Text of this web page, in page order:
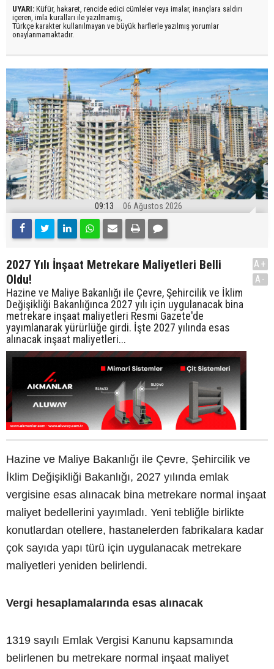
UYARI: Küfür, hakaret, rencide edici cümleler veya imalar, inançlara saldırı
içeren, imla kuralları ile yazılmamış,
Türkçe karakter kullanılmayan ve büyük harflerle yazılmış yorumlar
onaylanmamaktadır.
09:13 06 Ağustos 2026
2027 Yılı İnşaat Metrekare Maliyetleri Belli
Oldu!
Hazine ve Maliye Bakanlığı ile Çevre, Şehircilik ve İklim
Değişikliği Bakanlığınca 2027 yılı için uygulanacak bina
metrekare inşaat maliyetleri Resmi Gazete'de
yayımlanarak yürürlüğe girdi. İşte 2027 yılında esas
alınacak inşaat maliyetleri...
A+
A-
Hazine ve Maliye Bakanlığı ile Çevre, Şehircilik ve
İklim Değişikliği Bakanlığı, 2027 yılında emlak
vergisine esas alınacak bina metrekare normal inşaat
maliyet bedellerini yayımladı. Yeni tebliğle birlikte
konutlardan otellere, hastanelerden fabrikalara kadar
çok sayıda yapı türü için uygulanacak metrekare
maliyetleri yeniden belirlendi.
Vergi hesaplamalarında esas alınacak
1319 sayılı Emlak Vergisi Kanunu kapsamında
belirlenen bu metrekare normal inşaat maliyet